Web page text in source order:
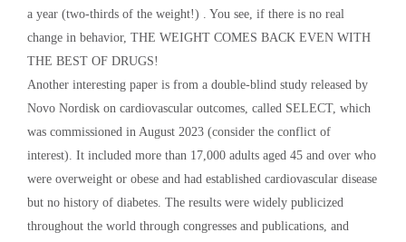
a year (two-thirds of the weight!) . You see, if there is no real
change in behavior, THE WEIGHT COMES BACK EVEN WITH
THE BEST OF DRUGS!
Another interesting paper is from a double-blind study released by
Novo Nordisk on cardiovascular outcomes, called SELECT, which
was commissioned in August 2023 (consider the conflict of
interest). It included more than 17,000 adults aged 45 and over who
were overweight or obese and had established cardiovascular disease
but no history of diabetes. The results were widely publicized
throughout the world through congresses and publications, and